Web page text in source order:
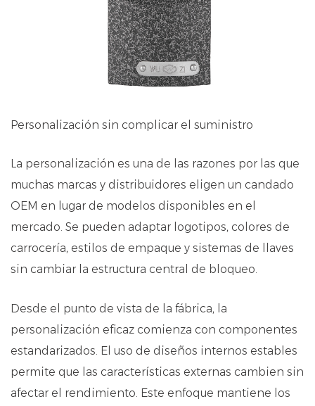
Personalización sin complicar el suministro
La personalización es una de las razones por las que
muchas marcas y distribuidores eligen un candado
OEM en lugar de modelos disponibles en el
mercado. Se pueden adaptar logotipos, colores de
carrocería, estilos de empaque y sistemas de llaves
sin cambiar la estructura central de bloqueo.
Desde el punto de vista de la fábrica, la
personalización eficaz comienza con componentes
estandarizados. El uso de diseños internos estables
permite que las características externas cambien sin
afectar el rendimiento. Este enfoque mantiene los